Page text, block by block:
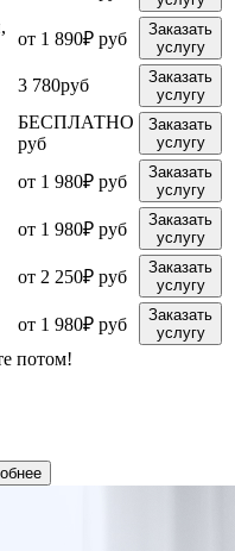
от 1 890₽ руб
Заказать
услугу
3 780руб
Заказать
услугу
БЕСПЛАТНО
руб
Заказать
услугу
от 1 980₽ руб
Заказать
услугу
от 1 980₽ руб
Заказать
услугу
от 2 250₽ руб
Заказать
услугу
от 1 980₽ руб
Заказать
услугу
потом!